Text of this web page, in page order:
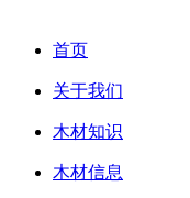
首页
关于我们
木材知识
木材信息